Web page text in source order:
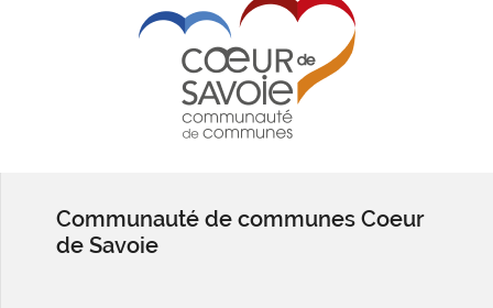
Communauté de communes Coeur
de Savoie